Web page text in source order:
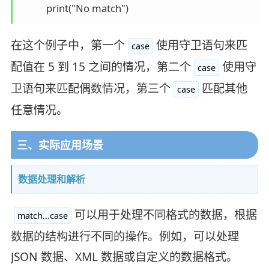
           print("No match")
在这个例子中，第一个 case 使用守卫语句来匹
配值在 5 到 15 之间的情况，第二个 case 使用守
卫语句来匹配偶数情况，第三个 case
匹配其他
任意情况。
三、实际应用场景
数据处理和解析
match...case
可以用于处理不同格式的数据，根据
数据的结构进行不同的操作。例如，可以处理
JSON 数据、XML 数据或自定义的数据格式。